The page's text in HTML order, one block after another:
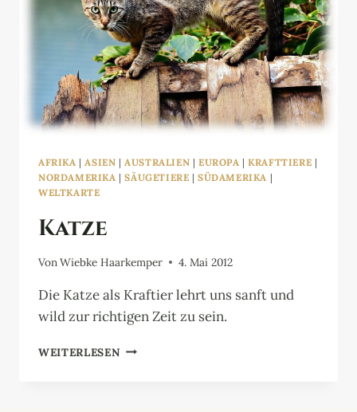
AFRIKA |ASIEN |AUSTRALIEN | EUROPA |KRAFTTIERE |
NORDAMERIKA |SÄUGETIERE |SÜDAMERIKA |
WELTKARTE
Katze
VonWiebke Haarkemper 4. Mai 2012
Die Katze als Kraftier lehrt uns sanft und
wild zur richtigen Zeit zu sein.
WEITERLESEN KATZE